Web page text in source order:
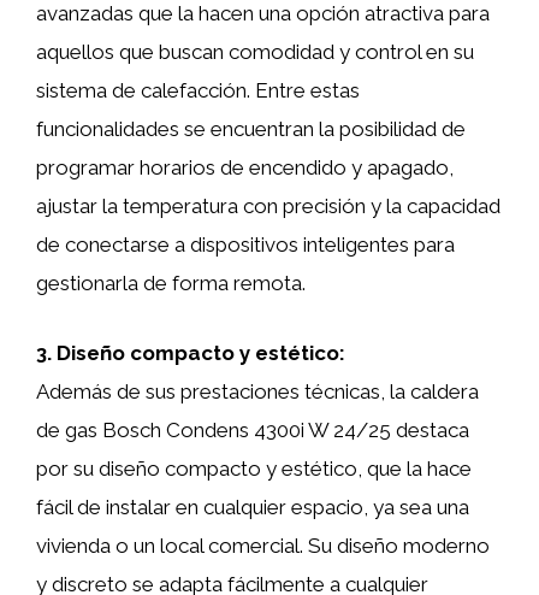
avanzadas que la hacen una opción atractiva para
aquellos que buscan comodidad y control en su
sistema de calefacción. Entre estas
funcionalidades se encuentran la posibilidad de
programar horarios de encendido y apagado,
ajustar la temperatura con precisión y la capacidad
de conectarse a dispositivos inteligentes para
gestionarla de forma remota.
3. Diseño compacto y estético:
Además de sus prestaciones técnicas, la caldera
de gas Bosch Condens 4300i W 24/25 destaca
por su diseño compacto y estético, que la hace
fácil de instalar en cualquier espacio, ya sea una
vivienda o un local comercial. Su diseño moderno
y discreto se adapta fácilmente a cualquier